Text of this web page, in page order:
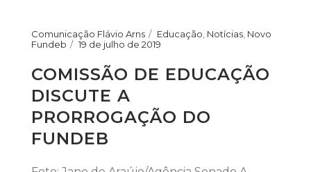
Comunicação Flávio Arns Educação, Notícias, Novo
Fundeb
19 de julho de 2019
COMISSÃO DE EDUCAÇÃO
DISCUTE A
PRORROGAÇÃO DO
FUNDEB